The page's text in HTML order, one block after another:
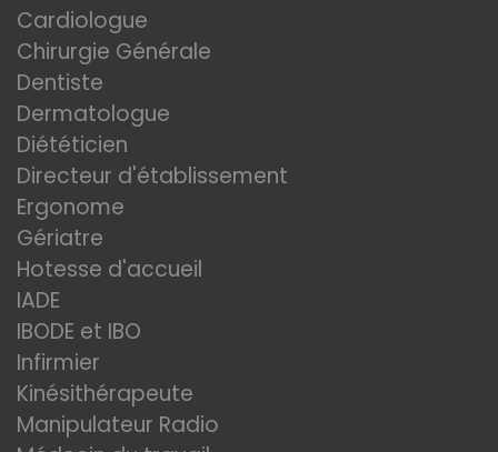
Cardiologue
Chirurgie Générale
Dentiste
Dermatologue
Diététicien
Directeur d'établissement
Ergonome
Gériatre
Hotesse d'accueil
IADE
IBODE et IBO
Infirmier
Kinésithérapeute
Manipulateur Radio